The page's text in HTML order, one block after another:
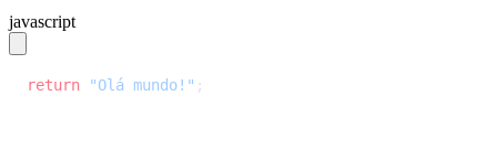
javascript
return "Olá mundo!" ;